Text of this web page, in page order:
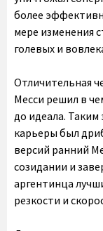
более
мере изменения
голевых и
Отличительная
Месси решил в
до идеала.
карьеры был
версий ранний
созидании и
аргентинца
резкости и